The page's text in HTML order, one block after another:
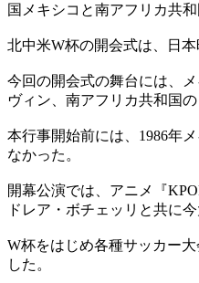
国メキシコと南アフリカ共
北中米W杯の開会式は、日本
今回の開会式の舞台には、
ヴィン、南アフリカ共和国
本行事開始前には、1986年
なかった。
開幕公演では、アニメ『
ドレア・ボチェッリと共に
W杯をはじめ各種サッカー
した。